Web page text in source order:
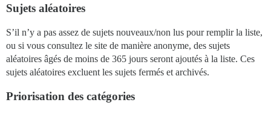
Sujets aléatoires
S’il n’y a pas assez de sujets nouveaux/non lus pour remplir la liste,
ou si vous consultez le site de manière anonyme, des sujets
aléatoires âgés de moins de 365 jours seront ajoutés à la liste. Ces
sujets aléatoires excluent les sujets fermés et archivés.
Priorisation des catégories